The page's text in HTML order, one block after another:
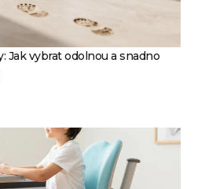
Jak vybrat odolnou a snadno